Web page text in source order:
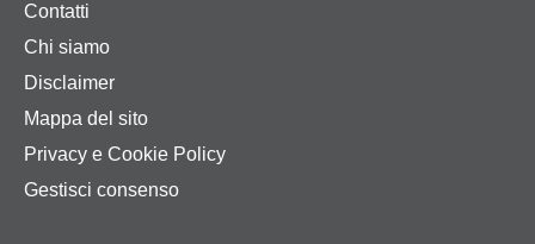
Contatti
Chi siamo
Disclaimer
Mappa del sito
Privacy e Cookie Policy
Gestisci consenso